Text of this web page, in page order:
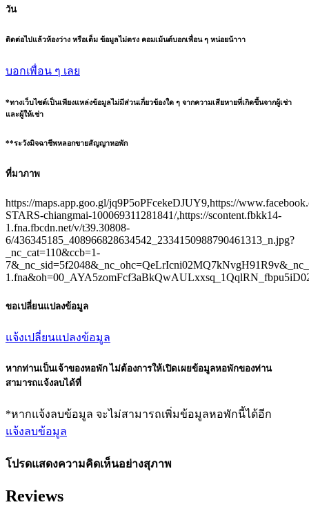
วัน
ติดต่อไปแล้วห้องว่าง หรือเต็ม ข้อมูลไม่ตรง คอมเม้นต์บอกเพื่อน ๆ หน่อยน้าาา
บอกเพื่อน ๆ เลย
*ทางเว็บไซต์เป็นเพียงแหล่งข้อมูลไม่มีส่วนเกี่ยวข้องใด ๆ จากความเสียหายที่เกิดขึ้นจากผู้เช่า
และผู้ให้เช่า
**ระวังมิจฉาชีพหลอกขายสัญญาหอพัก
ที่มาภาพ
https://maps.app.goo.gl/jq9P5oPFcekeDJUY9,https://
STARS-chiangmai-100069311281841/,https://scontent.fbkk14-
1.fna.fbcdn.net/v/t39.30808-
6/436345185_408966828634542_2334150988790461313_n.jpg?
_nc_cat=110&ccb=1-
ขอเปลี่ยนแปลงข้อมูล
แจ้งเปลี่ยนแปลงข้อมูล
หากท่านเป็นเจ้าของหอพัก ไม่ต้องการให้เปิดเผยข้อมูลหอพักของท่าน
สามารถแจ้งลบได้ที่
*หากแจ้งลบข้อมูล จะไม่สามารถเพิ่มข้อมูลหอพักนี้ได้อีก
แจ้งลบข้อมูล
โปรดแสดงความคิดเห็นอย่างสุภาพ
Reviews